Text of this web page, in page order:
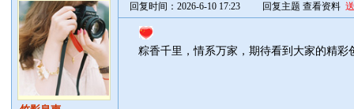
回复时间：2026-6-10 17:23 回复主题 查看资料
粽香千里，情系万家，期待看到大家的精彩